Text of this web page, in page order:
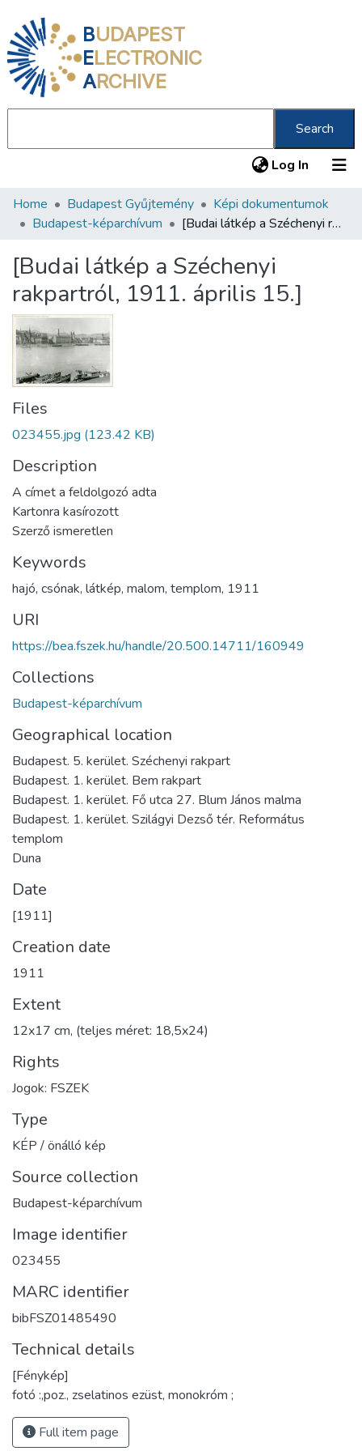
BUDAPEST
ELECTRONIC
ARCHIVE
Search
Log In (current)
Communities & Collections
Statistics
About us
Home Budapest Gyűjtemény
Képi dokumentumok
Budapest-képarchívum
[Budai látkép a Széchenyi rakpartról, 1911. április 15.]
[Budai látkép a Széchenyi
rakpartról, 1911. április 15.]
Files
023455.jpg (123.42 KB)
Description
A címet a feldolgozó adta
Kartonra kasírozott
Szerző ismeretlen
Keywords
hajó, csónak, látkép, malom, templom, 1911
URI
https://bea.fszek.hu/handle/20.500.14711/160949
Collections
Budapest-képarchívum
Geographical location
Budapest. 5. kerület. Széchenyi rakpart
Budapest. 1. kerület. Bem rakpart
Budapest. 1. kerület. Fő utca 27. Blum János malma
Budapest. 1. kerület. Szilágyi Dezső tér. Református
templom
Duna
Date
[1911]
Creation date
1911
Extent
12x17 cm, (teljes méret: 18,5x24)
Rights
Jogok: FSZEK
Type
KÉP / önálló kép
Source collection
Budapest-képarchívum
Image identifier
023455
MARC identifier
bibFSZ01485490
Technical details
[Fénykép]
fotó :,poz., zselatinos ezüst, monokróm ;
Full item page